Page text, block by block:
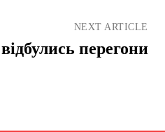
NEXT ARTICLE
перегони